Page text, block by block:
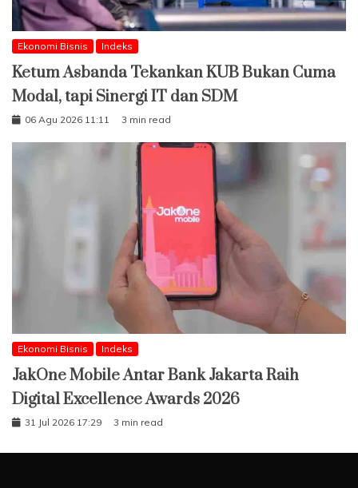
Ekonomi Bisnis Indeks
Ketum Asbanda Tekankan KUB Bukan Cuma
Modal, tapi Sinergi IT dan SDM
06 Agu 2026 11:11 3 min read
Ekonomi Bisnis Indeks
JakOne Mobile Antar Bank Jakarta Raih
Digital Excellence Awards 2026
31 Jul 2026 17:29 3 min read